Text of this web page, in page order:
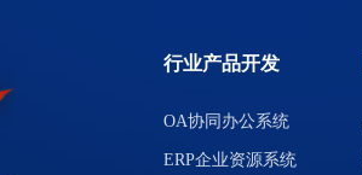
行业产品开发
OA协同办公系统
ERP企业资源系统